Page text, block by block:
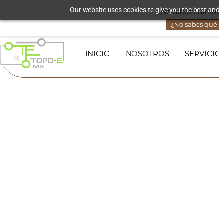
Our website uses cookies to give you the best
content
lorena@topoequipos.mx 3321016582
INICIO NOSOTROS
¿No sabes qué
¿No sabes